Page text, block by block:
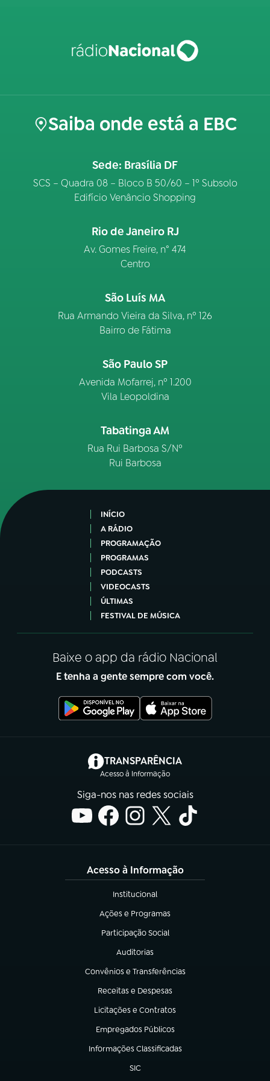
Saiba onde está a EBC
Sede: Brasília DF
SCS – Quadra 08 – Bloco B 50/60 – 1º Subsolo
Edifício Venâncio Shopping
Rio de Janeiro RJ
Av. Gomes Freire, n° 474
Centro
São Luís MA
Rua Armando Vieira da Silva, nº 126
Bairro de Fátima
São Paulo SP
Avenida Mofarrej, nº 1.200
Vila Leopoldina
Tabatinga AM
Rua Rui Barbosa S/Nº
Rui Barbosa
INÍCIO
A RÁDIO
PROGRAMAÇÃO
PROGRAMAS
PODCASTS
VIDEOCASTS
ÚLTIMAS
FESTIVAL DE MÚSICA
Baixe o app da rádio Nacional
E tenha a gente sempre com você.
TRANSPARÊNCIA
Acesso à Informação
(abre em nova aba)
Siga-nos nas redes sociais
Acesso à Informação
Institucional
(abre em nova aba)
Ações e Programas
(abre em nova aba)
Participação Social
(abre em nova aba)
Auditorias
(abre em nova aba)
Convênios e Transferências
(abre em nova aba)
Receitas e Despesas
(abre em nova aba)
Licitações e Contratos
(abre em nova aba)
Empregados Públicos
(abre em nova aba)
Informações Classificadas
(abre em nova aba)
SIC
(abre em nova aba)